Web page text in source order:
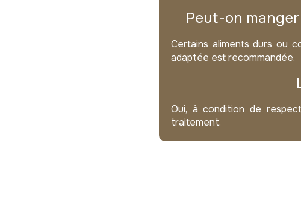
Peut-on
Certains aliments durs ou
adaptée est recommandée.
Oui, à condition de
traitement.